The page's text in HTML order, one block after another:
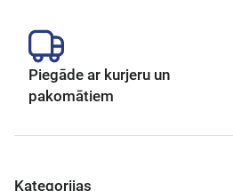
Piegāde ar kurjeru un
pakomātiem
Kategorijas